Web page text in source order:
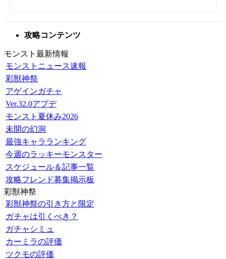
攻略コンテンツ
モンスト最新情報
モンストニュース速報
彩獣神祭
アゲインガチャ
Ver.32.0アプデ
モンスト夏休み2026
未開の幻洞
最強キャラランキング
今週のラッキーモンスター
スケジュール＆記事一覧
攻略フレンド募集掲示板
彩獣神祭
彩獣神祭の引き方と限定
ガチャは引くべき？
ガチャシミュ
カーミラの評価
ツクモの評価